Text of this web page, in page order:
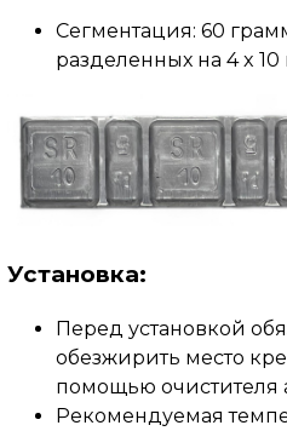
Сегментация: 60
разделенных на 4 x
Установка:
Перед установкой
обезжирить место
помощью очистителя
Рекомендуемая